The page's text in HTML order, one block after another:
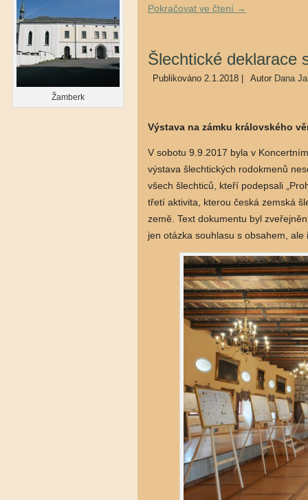
Žamberk
Pokračovat ve čtení →
Šlechtické deklarace
Publikováno 2.1.2018 Autor Dana
Výstava na zámku královského
V sobotu 9.9.2017 byla v
výstava šlechtických rodokmenů
všech šlechticů, kteří podepsali
třetí aktivita, kterou česká zemská
země. Text dokumentu byl
jen otázka souhlasu s obsahem,